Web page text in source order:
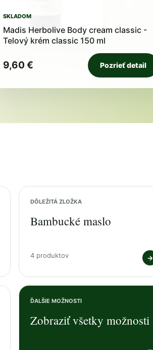
SKLADOM
Madis Herbolive Body cream classic -
Telový krém classic 150 ml
9,60 € Pozrieť detail
DÔLEŽITÁ ZLOŽKA
Bambucké maslo
4 produktov →
ĎALŠIE MOŽNOSTI
Zobraziť všetky možnosti